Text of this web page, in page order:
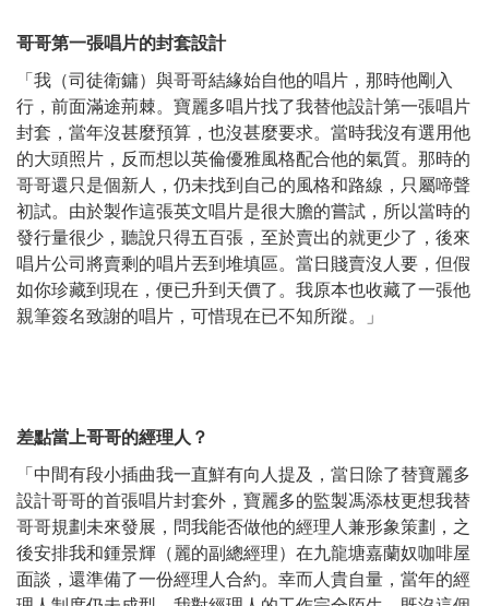
哥哥第一張唱片的封套設計
「我（司徒衛鏞）與哥哥結緣始自他的唱片，那時他剛入
行，前面滿途荊棘。寶麗多唱片找了我替他設計第一張唱片
封套，當年沒甚麼預算，也沒甚麼要求。當時我沒有選用他
的大頭照片，反而想以英倫優雅風格配合他的氣質。那時的
哥哥還只是個新人，仍未找到自己的風格和路線，只屬啼聲
初試。由於製作這張英文唱片是很大膽的嘗試，所以當時的
發行量很少，聽說只得五百張，至於賣出的就更少了，後來
唱片公司將賣剩的唱片丟到堆填區。當日賤賣沒人要，但假
如你珍藏到現在，便已升到天價了。我原本也收藏了一張他
親筆簽名致謝的唱片，可惜現在已不知所蹤。」
差點當上哥哥的經理人？
「中間有段小插曲我一直鮮有向人提及，當日除了替寶麗多
設計哥哥的首張唱片封套外，寶麗多的監製馮添枝更想我替
哥哥規劃未來發展，問我能否做他的經理人兼形象策劃，之
後安排我和鍾景輝（麗的副總經理）在九龍塘嘉蘭奴咖啡屋
面談，還準備了一份經理人合約。幸而人貴自量，當年的經